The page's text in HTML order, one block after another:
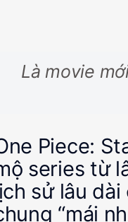
Là movie
Piece:
series từ
sử lâu
“mái